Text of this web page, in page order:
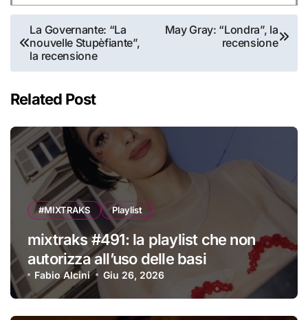
Navigazione
articoli
La Governante: “La
nouvelle Stupèfiante”,
la recensione
May Gray: “Londra”, la
recensione
Related Post
#MIXTRAKS Playlist
mixtraks #491: la playlist che non
autorizza all’uso delle basi
Fabio Alcini Giu 26, 2026